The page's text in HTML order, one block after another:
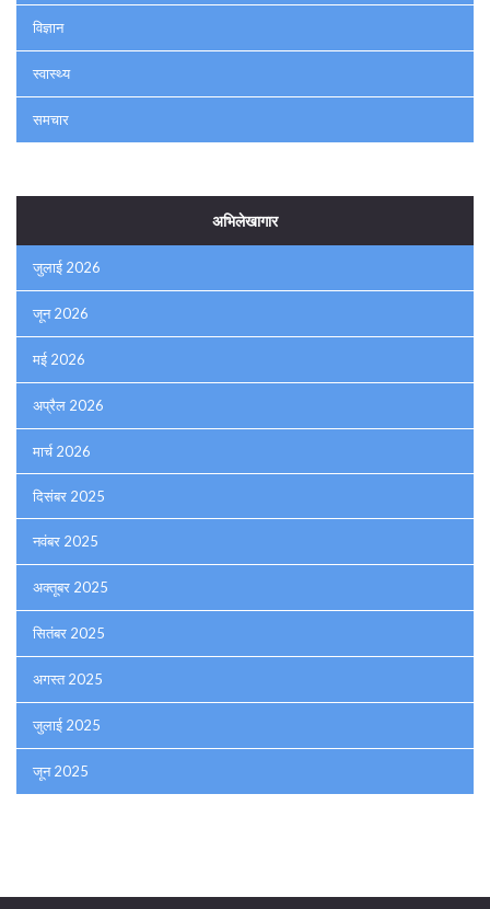
विज्ञान
स्वास्थ्य
समचार
अभिलेखागार
जुलाई 2026
जून 2026
मई 2026
अप्रैल 2026
मार्च 2026
दिसंबर 2025
नवंबर 2025
अक्तूबर 2025
सितंबर 2025
अगस्त 2025
जुलाई 2025
जून 2025